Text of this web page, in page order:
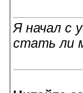
Я начал с
стать ли